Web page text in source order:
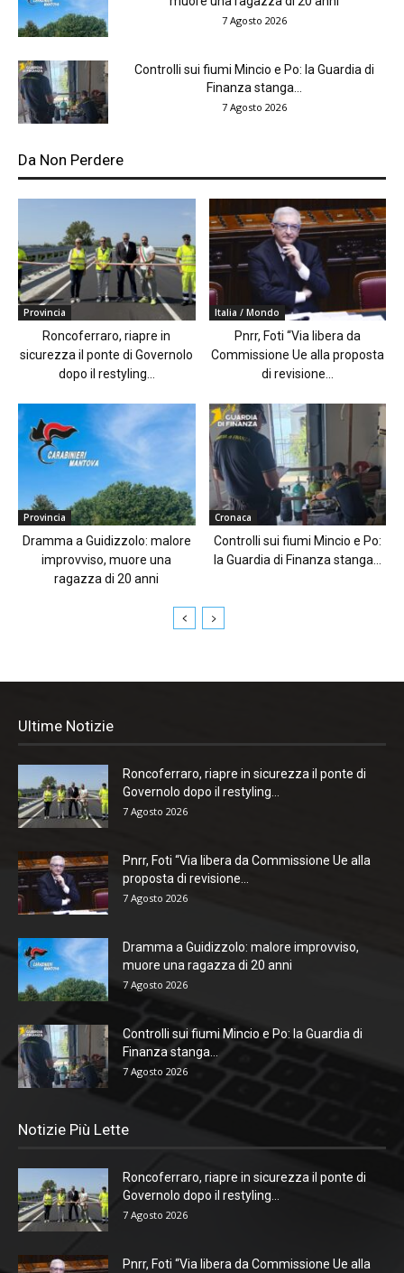
7 Agosto 2026
Controlli sui fiumi Mincio e Po: la Guardia di
Finanza stanga...
7 Agosto 2026
Da Non Perdere
Provincia
Roncoferraro, riapre in
sicurezza il ponte di Governolo
dopo il restyling...
Italia / Mondo
Pnrr, Foti “Via libera da
Commissione Ue alla proposta
di revisione...
Provincia
Dramma a Guidizzolo: malore
improvviso, muore una
ragazza di 20 anni
Cronaca
Controlli sui fiumi Mincio e Po:
la Guardia di Finanza stanga...
Ultime Notizie
Roncoferraro, riapre in sicurezza il ponte di
Governolo dopo il restyling...
7 Agosto 2026
Pnrr, Foti “Via libera da Commissione Ue alla
proposta di revisione...
7 Agosto 2026
Dramma a Guidizzolo: malore improvviso,
muore una ragazza di 20 anni
7 Agosto 2026
Controlli sui fiumi Mincio e Po: la Guardia di
Finanza stanga...
7 Agosto 2026
Notizie Più Lette
Roncoferraro, riapre in sicurezza il ponte di
Governolo dopo il restyling...
7 Agosto 2026
Pnrr, Foti “Via libera da Commissione Ue alla